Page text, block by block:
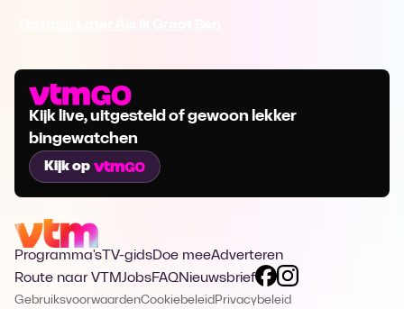
Kijk live, uitgesteld of gewoon lekker
bingewatchen
Kijk op
Programma's TV-gidsDoe meeAdverteren
Route naar VTMJobsFAQNieuwsbrief
GebruiksvoorwaardenCookiebeleid Privacybeleid